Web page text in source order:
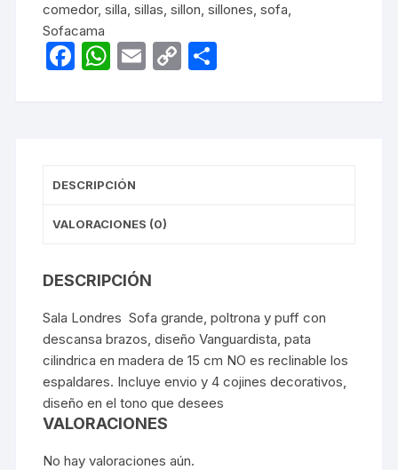
comedor,silla,sillas,sillon,sillones,sofa,
Sofacama
F
o
o
W
A
p
p
E
C
DESCRIPCIÓN
VALORACIONES (0)
DESCRIPCIÓN
Sala Londres Sofa grande, poltrona y puff con
descansa brazos, diseño Vanguardista, pata
cilindrica en madera de 15 cm NO es reclinable los
espaldares. Incluye envio y 4 cojines decorativos,
diseño en el tono que desees
VALORACIONES
No hay valoraciones aún.